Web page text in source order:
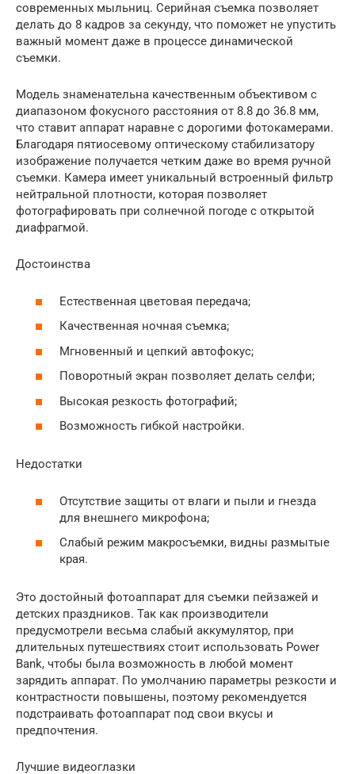
современных мыльниц. Серийная съемка позволяет
делать до 8 кадров за секунду, что поможет не упустить
важный момент даже в процессе динамической
съемки.
Модель знаменательна качественным объективом с
диапазоном фокусного расстояния от 8.8 до 36.8 мм,
что ставит аппарат наравне с дорогими фотокамерами.
Благодаря пятиосевому оптическому стабилизатору
изображение получается четким даже во время ручной
съемки. Камера имеет уникальный встроенный фильтр
нейтральной плотности, которая позволяет
фотографировать при солнечной погоде с открытой
диафрагмой.
Достоинства
Естественная цветовая передача;
Качественная ночная съемка;
Мгновенный и цепкий автофокус;
Поворотный экран позволяет делать селфи;
Высокая резкость фотографий;
Возможность гибкой настройки.
Недостатки
Отсутствие защиты от влаги и пыли и гнезда
для внешнего микрофона;
Слабый режим макросъемки, видны размытые
края.
Это достойный фотоаппарат для съемки пейзажей и
детских праздников. Так как производители
предусмотрели весьма слабый аккумулятор, при
длительных путешествиях стоит использовать Power
Bank, чтобы была возможность в любой момент
зарядить аппарат. По умолчанию параметры резкости и
контрастности повышены, поэтому рекомендуется
подстраивать фотоаппарат под свои вкусы и
предпочтения.
Лучшие видеоглазки